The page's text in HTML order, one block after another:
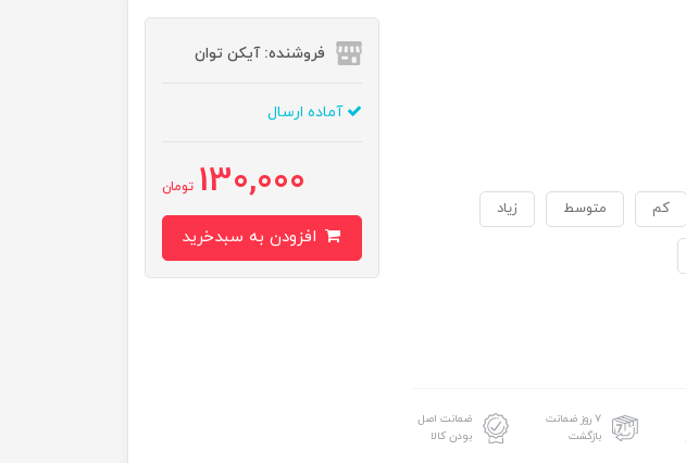
کم متوسط زیاد
۷ روز ضمانت
بازگشت
ضمانت اصل
بودن کالا
فروشنده: آیکن توان
آماده ارسال
130,000 تومان